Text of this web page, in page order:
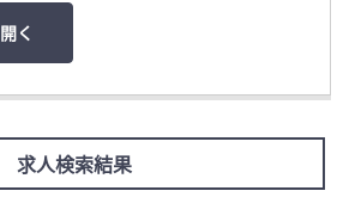
く
求人検索結果